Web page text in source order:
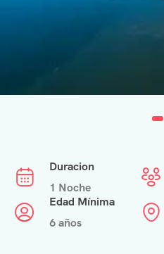
Duracion
1 Noche
Edad Mínima
6 años